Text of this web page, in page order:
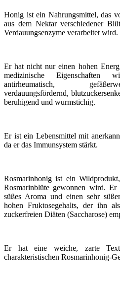
Honig ist ein Nahrungsmittel, das
aus dem Nektar verschiedener
Verdauungsenzyme verarbeitet wird.
Er hat nicht nur einen hohen
medizinische Eigenschaften
antirheumatisch,
verdauungsfördernd,
beruhigend und wurmstichig.
Er ist ein Lebensmittel mit
da er das Immunsystem stärkt.
Rosmarinhonig ist ein
Rosmarinblüte gewonnen wird.
süßes Aroma und einen sehr
hohen Fruktosegehalts, der ihn
zuckerfreien Diäten (Saccharose)
Er hat eine weiche, zarte
charakteristischen Rosmarinhonig-